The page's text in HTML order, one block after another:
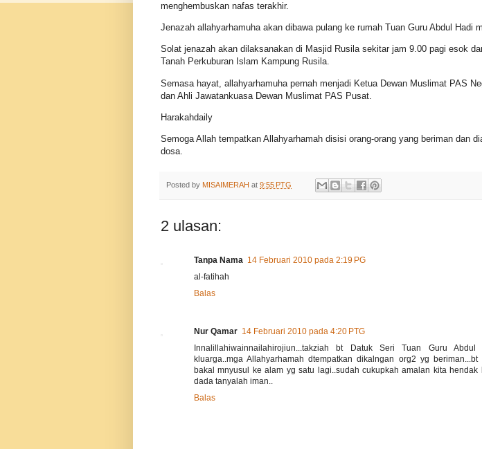
menghembuskan nafas terakhir.
Jenazah allahyarhamuha akan dibawa pulang ke rumah Tuan Guru Abdul Hadi
Solat jenazah akan dilaksanakan di Masjid Rusila sekitar jam 9.00 pagi esok
Tanah Perkuburan Islam Kampung Rusila.
Semasa hayat, allahyarhamuha pernah menjadi Ketua Dewan Muslimat PAS
dan Ahli Jawatankuasa Dewan Muslimat PAS Pusat.
Harakahdaily
Semoga Allah tempatkan Allahyarhamah disisi orang-orang yang beriman dan
dosa.
Posted by MISAIMERAH at 9:55 PTG
2 ulasan:
Tanpa Nama 14 Februari 2010 pada 2:19 PG
al-fatihah
Balas
Nur Qamar 14 Februari 2010 pada 4:20 PTG
Innalillahiwainnailahirojiun...takziah bt Datuk Seri Tuan Guru
kluarga..mga Allahyarhamah dtempatkan dikalngan org2 yg beriman...bt
bakal mnyusul ke alam yg satu lagi..sudah cukupkah amalan kita
dada tanyalah iman..
Balas